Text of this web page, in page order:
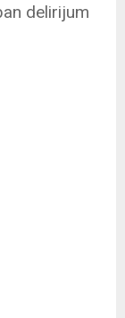
delirijum